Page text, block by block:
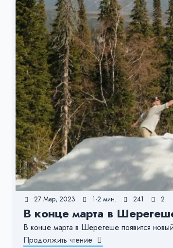
27 Мар, 2023 1-2 мин. 241 2
В конце марта в
В конце марта в Шерегеше появится
Продолжить чтение